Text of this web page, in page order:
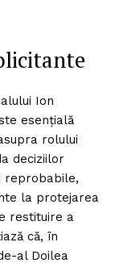
Ion
esențială
rolului
deciziilor
reprobabile,
la protejarea
restituire a
că, în
al Doilea